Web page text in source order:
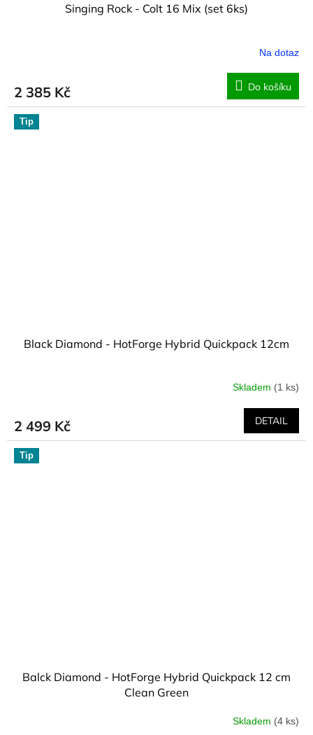
Singing Rock - Colt 16 Mix (set 6ks)
Na dotaz
2 385 Kč Do košíku
Tip
Black Diamond - HotForge Hybrid Quickpack 12cm
Skladem (1 ks)
2 499 Kč DETAIL
Tip
Balck Diamond - HotForge Hybrid Quickpack 12 cm
Clean Green
Skladem (4 ks)